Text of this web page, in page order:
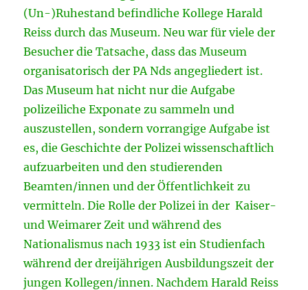
(Un-)Ruhestand befindliche Kollege Harald
Reiss durch das Museum. Neu war für viele der
Besucher die Tatsache, dass das Museum
organisatorisch der PA Nds angegliedert ist.
Das Museum hat nicht nur die Aufgabe
polizeiliche Exponate zu sammeln und
auszustellen, sondern vorrangige Aufgabe ist
es, die Geschichte der Polizei wissenschaftlich
aufzuarbeiten und den studierenden
Beamten/innen und der Öffentlichkeit zu
vermitteln. Die Rolle der Polizei in der Kaiser-
und Weimarer Zeit und während des
Nationalismus nach 1933 ist ein Studienfach
während der dreijährigen Ausbildungszeit der
jungen Kollegen/innen. Nachdem Harald Reiss